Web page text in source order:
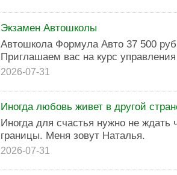
Экзамен Автошколы
Автошкола Формула Авто 37 500
Приглашаем вас на курс
2026-07-31
Иногда любовь живет в другой
Иногда для счастья нужно не ждать
границы. Меня зовут Наталья.
2026-07-31